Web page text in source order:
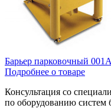
Барьер парковочный
Подробнее о товаре
Консультация со
по оборудованию систем